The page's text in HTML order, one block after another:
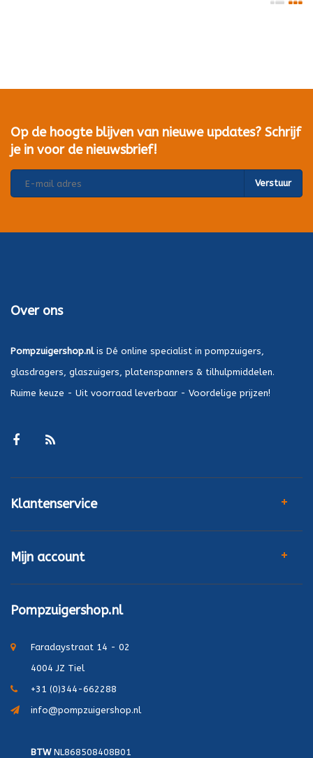
Op de hoogte blijven van nieuwe updates? Schrijf
je in voor de nieuwsbrief!
Verstuur
Over ons
Pompzuigershop.nlis Dé online specialist in pompzuigers,
glasdragers, glaszuigers, platenspanners & tilhulpmiddelen.
Ruime keuze - Uit voorraad leverbaar - Voordelige prijzen!
Klantenservice
Mijn account
Pompzuigershop.nl
Faradaystraat 14 - 02
4004 JZ Tiel
+31 (0)344-662288
info@pompzuigershop.nl
BTWNL868508408B01